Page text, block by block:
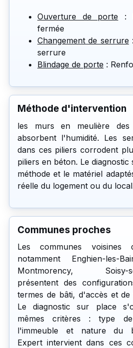
Ouverture de porte :
fermée
Changement de serrure
serrure
Blindage de porte :
Méthode d'intervention
les murs en meulière
absorbent l'humidité. Les
dans ces piliers corrodent
piliers en béton. Le
méthode et le matériel
réelle du logement ou du
Communes proches
Les communes voisines
notamment Enghien-les-
Montmorency, Soisy-
présentent des
termes de bâti, d'accès et
Le diagnostic sur place
mêmes critères : type
l'immeuble et nature du
Expert intervient dans ces